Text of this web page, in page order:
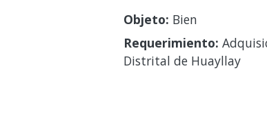
Objeto: Bien
Requerimiento:
Distrital de Huayllay